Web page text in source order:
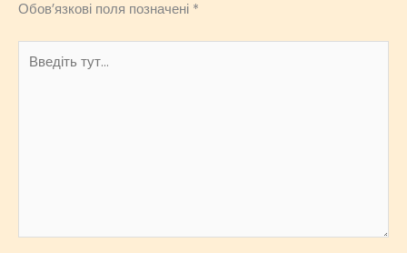
Обов’язкові поля позначені *
тут...